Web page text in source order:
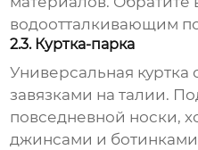
водоотталкивающим
2.3. Куртка-парка
Универсальная
завязками на талии.
повседневной носки,
джинсами и